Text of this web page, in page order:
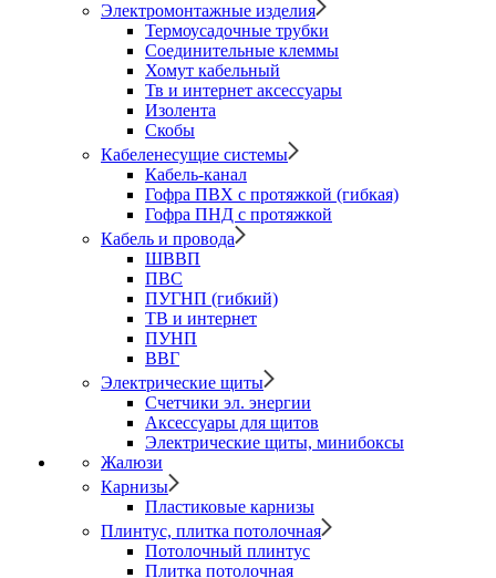
Электромонтажные изделия
Термоусадочные трубки
Соединительные клеммы
Хомут кабельный
Тв и интернет аксессуары
Изолента
Скобы
Кабеленесущие системы
Кабель-канал
Гофра ПВХ с протяжкой (гибкая)
Гофра ПНД с протяжкой
Кабель и провода
ШВВП
ПВС
ПУГНП (гибкий)
ТВ и интернет
ПУНП
ВВГ
Электрические щиты
Счетчики эл. энергии
Аксессуары для щитов
Электрические щиты, минибоксы
Жалюзи
Карнизы
Пластиковые карнизы
Плинтус, плитка потолочная
Потолочный плинтус
Плитка потолочная